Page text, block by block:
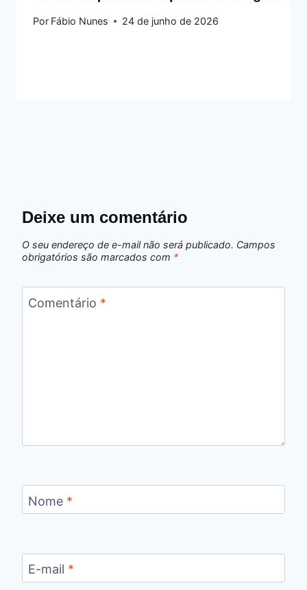
Por Fábio Nunes 24 de junho de 2026
Deixe um comentário
O seu endereço de e-mail não será publicado. Campos
obrigatórios são marcados com *
Comentário *
Nome *
E-mail *